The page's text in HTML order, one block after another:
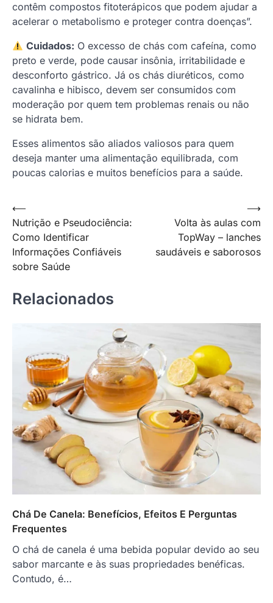
contêm compostos fitoterápicos que podem ajudar a
acelerar o metabolismo e proteger contra doenças”.
Cuidados: O excesso de chás com cafeína, como
preto e verde, pode causar insônia, irritabilidade e
desconforto gástrico. Já os chás diuréticos, como
cavalinha e hibisco, devem ser consumidos com
moderação por quem tem problemas renais ou não
se hidrata bem.
Esses alimentos são aliados valiosos para quem
deseja manter uma alimentação equilibrada, com
poucas calorias e muitos benefícios para a saúde.
Navegação
de
Post
⟵
Nutrição e Pseudociência:
Como Identificar
Informações Confiáveis
sobre Saúde
Volta às aulas com
TopWay – lanches
saudáveis e saborosos
⟶
Relacionados
Chá De Canela: Benefícios, Efeitos E Perguntas
Frequentes
O chá de canela é uma bebida popular devido ao seu
sabor marcante e às suas propriedades benéficas.
Contudo, é…